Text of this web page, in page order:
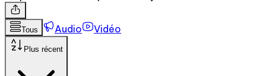
Tous Audio Vidéo
Plus récent